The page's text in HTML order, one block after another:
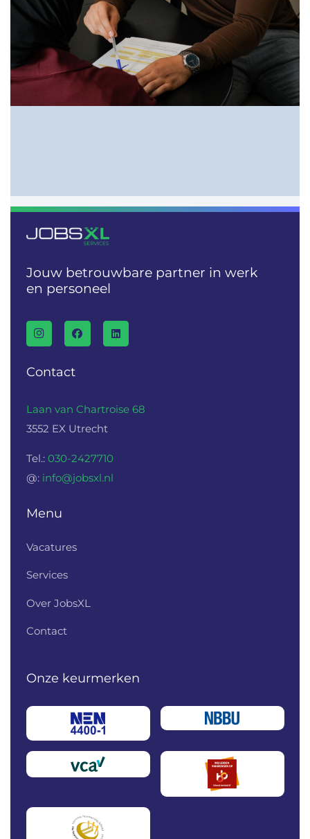
Jouw betrouwbare partner in werk
en personeel
Contact
Laan van Chartroise 68
3552 EX Utrecht
Tel.: 030-2427710
@: info@jobsxl.nl
Menu
Vacatures
Services
Over JobsXL
Contact
Onze keurmerken